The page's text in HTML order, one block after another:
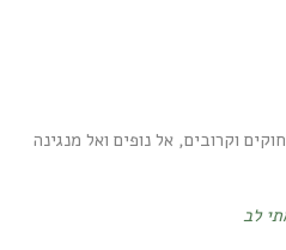
וקרובים, אל נופים ואל מנגינה
לב